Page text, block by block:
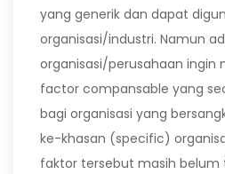
yang generik dan dapat
organisasi/industri. Namun
organisasi/perusahaan ingin
factor compansable yang
bagi organisasi yang
ke-khasan (specific)
faktor tersebut masih belum